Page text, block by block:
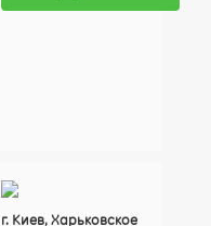
г. Киев, Харьковское